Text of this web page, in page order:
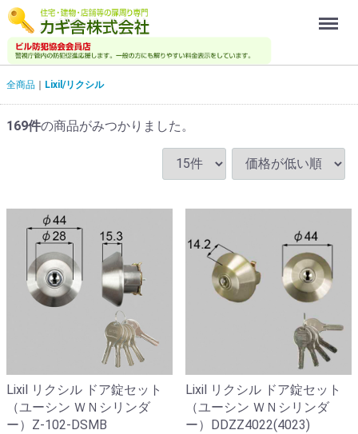
Menu
全商品 Lixil/リクシル
169件の商品がみつかりました。
Lixil リクシル ドア錠セット
（ユーシン ＷＮシリンダ
ー）Z-102-DSMB
Lixil リクシル ドア錠セット
（ユーシン ＷＮシリンダ
ー）DDZZ4022(4023)